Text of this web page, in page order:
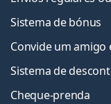
Sistema de bónus
Convide um amigo
Sistema de
Cheque-prenda